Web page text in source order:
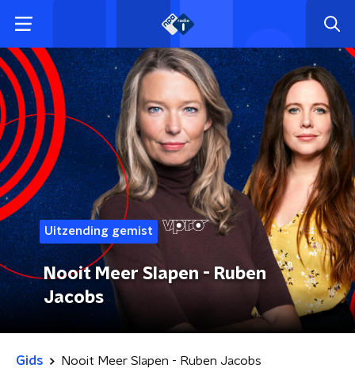
Uitzending gemist
Nooit Meer Slapen - Ruben
Jacobs
Gids Nooit Meer Slapen - Ruben Jacobs